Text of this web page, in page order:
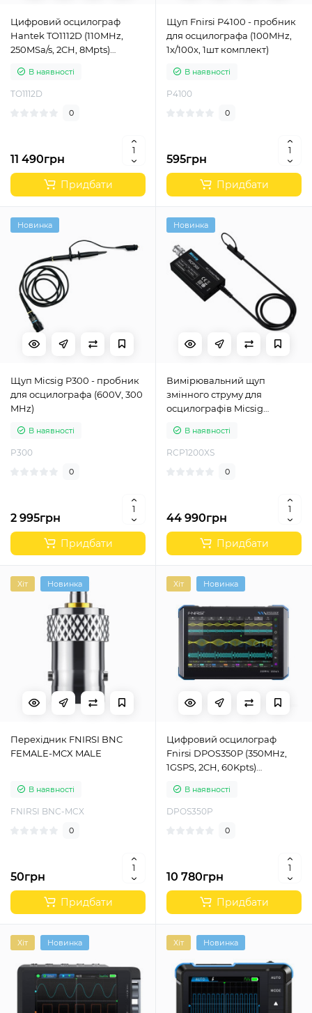
Цифровий осцилограф
Hantek TO1112D (110MHz,
250MSa/s, 2CH, 8Mpts)
В наявності
TO1112D
0
11 490грн
Придбати
Щуп Fnirsi P4100 - пробник
для осцилографа (100MHz,
1x/100x, 1шт комплект)
В наявності
P4100
0
595грн
Придбати
Новинка
Щуп Micsig P300 - пробник
для осцилографа (600V, 300
MHz)
В наявності
P300
0
2 995грн
Придбати
Новинка
Вимірювальний щуп
змінного струму для
осцилографів Micsig
В наявності
RCP1200XS
0
44 990грн
Придбати
Хіт Новинка
Перехідник FNIRSI BNC
FEMALE-MCX MALE
В наявності
FNIRSI BNC-MCX
0
50грн
Придбати
Хіт Новинка
Цифровий осцилограф
Fnirsi DPOS350P (350MHz,
1GSPS, 2CH, 60Kpts)
В наявності
DPOS350P
0
10 780грн
Придбати
Хіт Новинка Хіт Новинка